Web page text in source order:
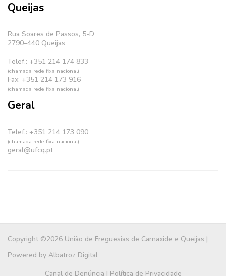
Queijas
Rua Soares de Passos, 5-D
2790–440 Queijas
Telef.: +351 214 174 833
(chamada rede fixa nacional)
Fax: +351 214 173 916
(chamada rede fixa nacional)
Geral
Telef.: +351 214 173 090
(chamada rede fixa nacional)
geral@ufcq.pt
Copyright ©2026 União de Freguesias de Carnaxide e Queijas |
Powered by Albatroz Digital
Canal de Denúncia | Política de Privacidade